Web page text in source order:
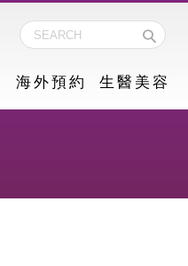
海外預約 生醫美容